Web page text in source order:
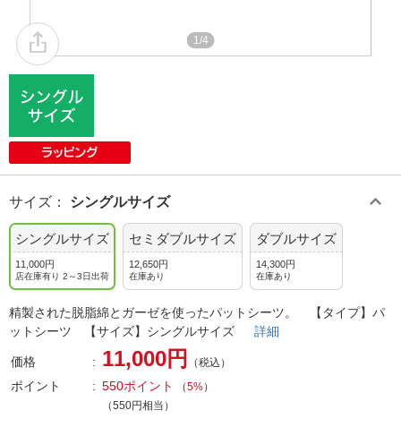
1/4
サイズ ： シングルサイズ
シングルサイズ
11,000円
店在庫有り 2～3日出荷
セミダブルサイズ
12,650円
在庫あり
ダブルサイズ
14,300円
在庫あり
精製された脱脂綿とガーゼを使ったパットシーツ。 【タイプ】パ
ットシーツ 【サイズ】シングルサイズ 詳細
価格 11,000円 （税込）
ポイント 550ポイント （5%）
（550円相当）